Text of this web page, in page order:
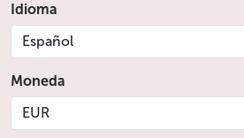
Idioma
Español
Moneda
EUR